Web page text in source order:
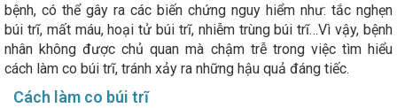
bệnh, có thể gây ra các biến chứng nguy hiểm như: tắc nghẹn
búi trĩ, mất máu, hoại tử búi trĩ, nhiễm trùng búi trĩ…Vì vậy, bệnh
nhân không được chủ quan mà chậm trễ trong việc tìm hiểu
cách làm co búi trĩ, tránh xảy ra những hậu quả đáng tiếc.
Cách làm co búi trĩ